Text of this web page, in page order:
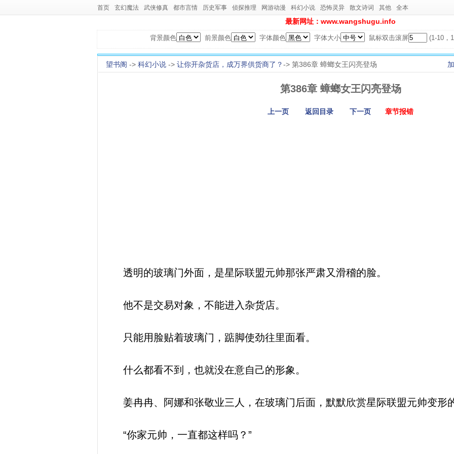
首页 玄幻魔法 武侠修真 都市言情 历史军事 侦探推理 网游动漫 科幻小说 恐怖灵异 散文诗词 其他 全本
最新网址：www.wangshugu.info
背景颜色 前景颜色 字体颜色 字体大小 鼠标双击滚屏 (1-10，
望书阁 -> 科幻小说 -> 让你开杂货店，成万界供货商了？-> 第386章 蟑螂女王闪亮登场
第386章 蟑螂女王闪亮登场
上一页 返回目录 下一页 章节报错
透明的玻璃门外面，是星际联盟元帅那张严肃又滑稽的脸。
他不是交易对象，不能进入杂货店。
只能用脸贴着玻璃门，踮脚使劲往里面看。
什么都看不到，也就没在意自己的形象。
姜冉冉、阿娜和张敬业三人，在玻璃门后面，默默欣赏星际联盟元帅变形
“你家元帅，一直都这样吗？”